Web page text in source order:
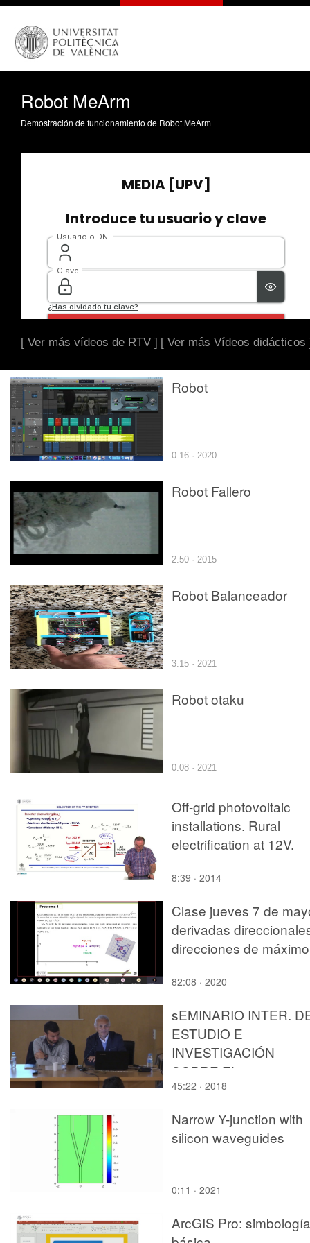
Robot MeArm
Demostración de funcionamiento de Robot MeArm
[ Ver más vídeos de RTV ] [ Ver más Vídeos didácticos
Robot
0:16 · 2020
Robot Fallero
2:50 · 2015
Robot Balanceador
3:15 · 2021
Robot otaku
0:08 · 2021
Off-grid photovoltaic
installations. Rural
electrification at 12V.
Selection of the PV
inverter
8:39 · 2014
Clase jueves 7 de
derivadas
direcciones de máximo
ascenso y descenso
82:08 · 2020
sEMINARIO INTER.
ESTUDIO E
INVESTIGACIÓN
SOBRE EL
RECONOCIMIENTO,
CONSERVACIÓN Y EL
RE-USO DEL
45:22 · 2018
Narrow Y-junction with
silicon waveguides
0:11 · 2021
ArcGIS Pro: simbología